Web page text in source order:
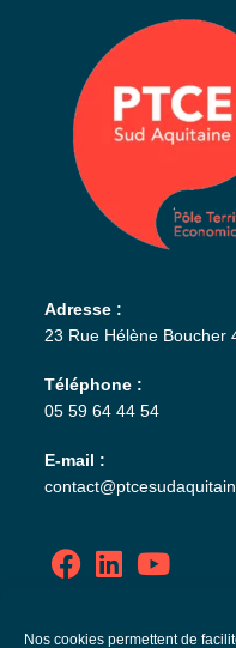
Nos cookies permettent de
Adresse :
23 Rue Hélène Boucher
Téléphone :
05 59 64 44 54
E-mail :
Politique de